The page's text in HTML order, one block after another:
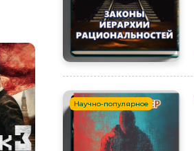
Научно-популярное